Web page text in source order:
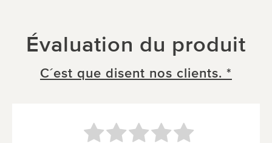
Évaluation du produit
C´est que disent nos clients. *